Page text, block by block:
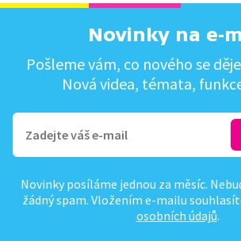
Novinky na e-
Pošleme vám, co nového se
Nová videa, témata,
Novinky posíláme jednou za měsíc.
žádný spam. Vložením e-mailu
osobních údajů.